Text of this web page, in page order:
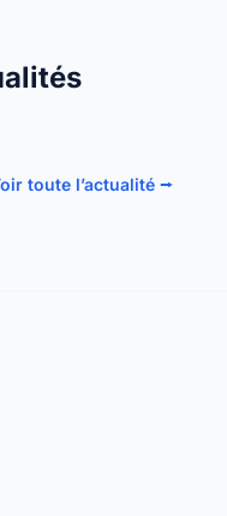
toute l’actualité ⭢